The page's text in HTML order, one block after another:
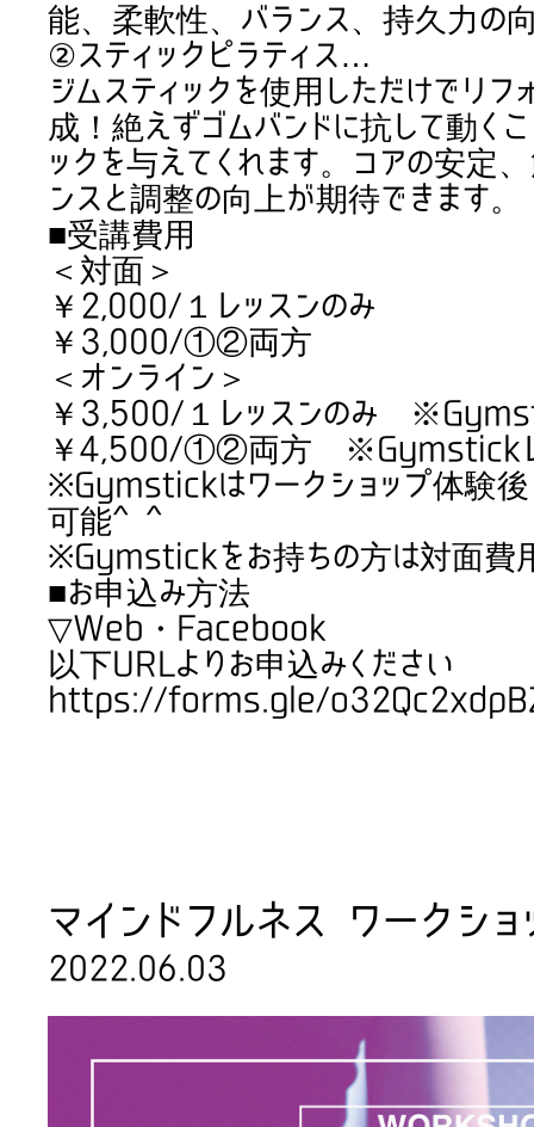
能、柔軟性、バランス、持久力の
②スティックピラティス…
ジムスティックを使用しただけでリ
成！絶えずゴムバンドに抗して動く
ックを与えてくれます。コアの安定
ンスと調整の向上が期待できます。
■受講費用
＜対面＞
￥2,000/１レッスンのみ
￥3,000/①②両方
＜オンライン＞
￥3,500/１レッスンのみ
￥4,500/①②両方 ※Gymstickレ
※Gymstickはワークショップ体験
可能^ ^
※Gymstickをお持ちの方は対面費
■お申込み方法
▽Web・Facebook
以下URLよりお申込みください
https://forms.gle/
マインドフルネス ワークシ
2022.06.03